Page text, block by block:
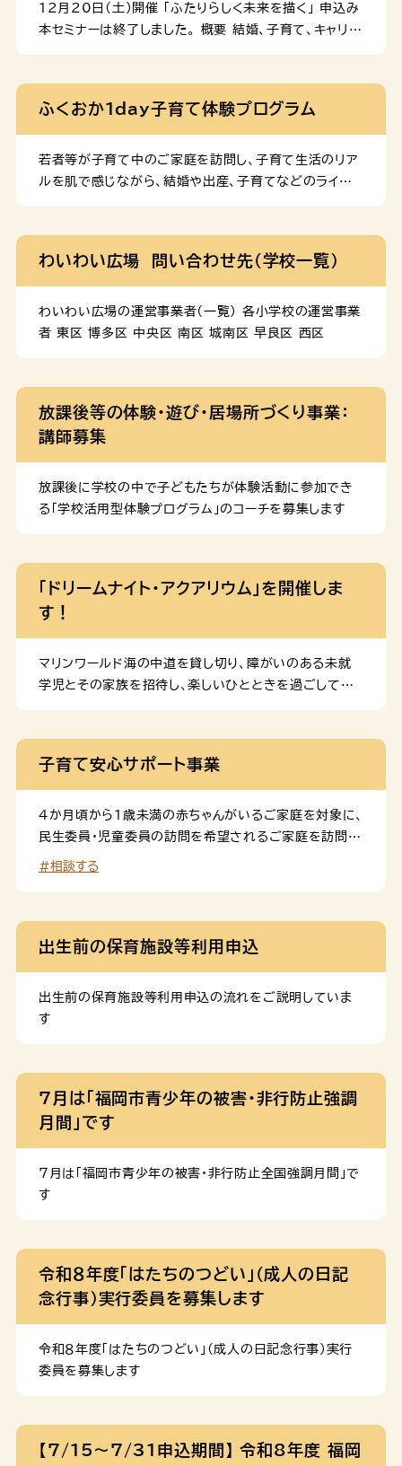
12月20日(土)開催 「ふたりらしく未来を描く」 申込み
本セミナーは終了しました。 概要 結婚、子育て、キャリア
ヒントがきっとみつかります！ 日時 2025年12月
20日(土) 13:00～16:00（受付12:40～） 会場
天神西茂ビル内 ７階会議室（中央区天神3-4-10-
702） 対象 福岡市内に在住・在勤・在学中で、市内で
る。」 申込み 本セミナーは終了しました。 概要 子育てと
仕事の両立方法などについて学ぶほか、子育て中の方々
のトークセッションを通じて将来 […]
ふくおか１day子育て体験プログラム
若者等が子育て中のご家庭を訪問し、子育て生活のリア
ルを肌で感じながら、結婚や出産、子育てなどのライフ
など、子育て体験に向けた準備を行いながら、将来のラ
イフデザインについて具体的に考えます。 ２ 子育て体
験 ２名１組で未就学児（０-６歳）を子育て中のご家庭と
交流します。出産や子育てなどの疑問や悩みに対し、子
るお問合せ 名称：福岡市ライフデザイン支援事業事務局
（委託先：スリール株式会社）TEL：03-6801-
8335MAIL：lifedesign@sourire-heart.co
[…]
わいわい広場 問い合わせ先（学校一覧）
わいわい広場の運営事業者（一覧） 各小学校の運営事業
者 東区 博多区 中央区 南区 城南区 早良区 西区
放課後等の体験・遊び・居場所づくり事業：
講師募集
放課後に学校の中で子どもたちが体験活動に参加でき
る「学校活用型体験プログラム」のコーチを募集します
「ドリームナイト・アクアリウム」を開催しま
す！
マリンワールド海の中道を貸し切り、障がいのある未就
学児とその家族を招待し、楽しいひとときを過ごしてい
子育て安心サポート事業
４か月頃から１歳未満の赤ちゃんがいるご家庭を対象に、
民生委員・児童委員の訪問を希望されるご家庭を訪問
し、身近な情報等をお届けしています。
#相談する
出生前の保育施設等利用申込
出生前の保育施設等利用申込の流れをご説明していま
す
７月は「福岡市青少年の被害・非行防止強調
月間」です
７月は「福岡市青少年の被害・非行防止全国強調月間」で
す
令和８年度「はたちのつどい」(成人の日記
念行事)実行委員を募集します
令和８年度「はたちのつどい」(成人の日記念行事)実行
委員を募集します
【7/15～7/31申込期間】 令和8年度 福岡